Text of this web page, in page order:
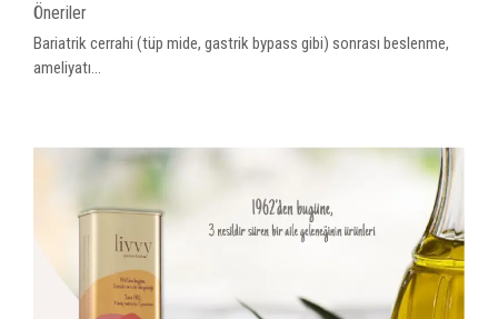
Öneriler
Bariatrik cerrahi (tüp mide, gastrik bypass gibi) sonrası beslenme,
ameliyatı...